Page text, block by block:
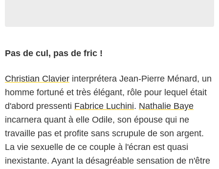
Pas de cul, pas de fric !
Christian Clavier interprétera Jean-Pierre Ménard, un
homme fortuné et très élégant, rôle pour lequel était
d'abord pressenti Fabrice Luchini. Nathalie Baye
incarnera quant à elle Odile, son épouse qui ne
travaille pas et profite sans scrupule de son argent.
La vie sexuelle de ce couple à l'écran est quasi
inexistante. Ayant la désagréable sensation de n'être